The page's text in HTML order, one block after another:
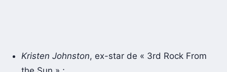
Kristen Johnston, ex-star de « 3rd Rock From